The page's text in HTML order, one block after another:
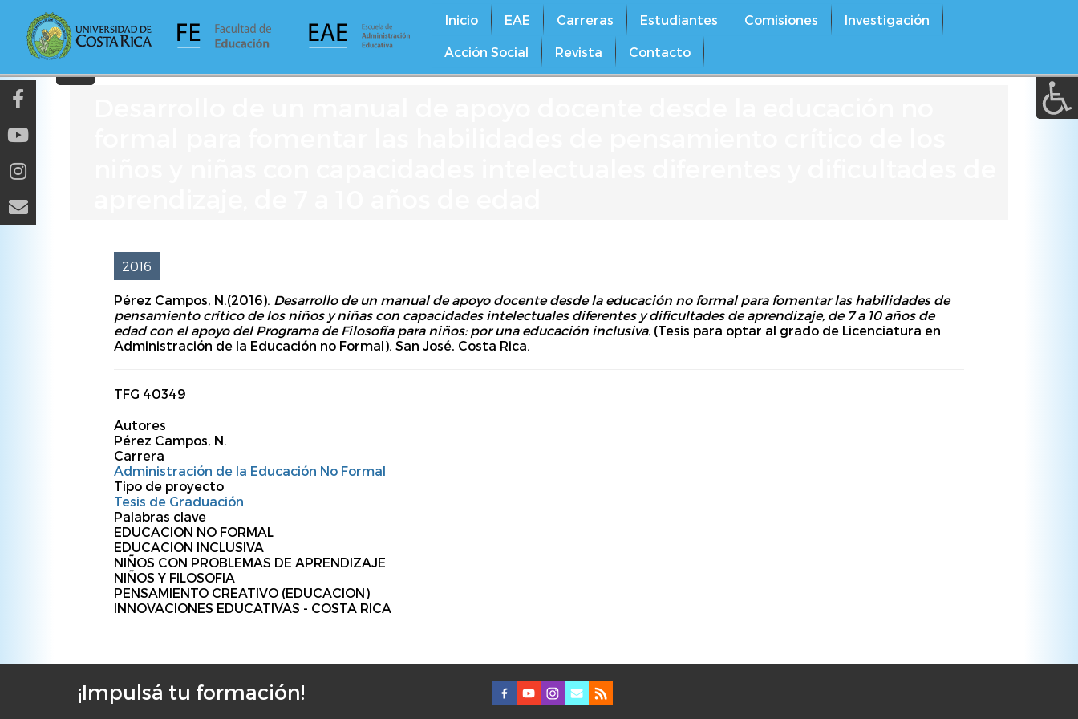
contenido
principal
Inicio EAE Carreras Estudiantes Comisiones Investigación
Acción Social Revista Contacto
A a (+/-) :
2016
Pérez Campos, N.(2016). Desarrollo de un manual de apoyo docente desde la educación no formal para fomentar las habilidades de
pensamiento crítico de los niños y niñas con capacidades intelectuales diferentes y dificultades de aprendizaje, de 7 a 10 años de
edad con el apoyo del Programa de Filosofía para niños: por una educación inclusiva. (Tesis para optar al grado de Licenciatura en
Administración de la Educación no Formal). San José, Costa Rica.
TFG 40349
Autores
Pérez Campos, N.
Carrera
Administración de la Educación No Formal
Tipo de proyecto
Tesis de Graduación
Palabras clave
EDUCACION NO FORMAL
EDUCACION INCLUSIVA
NIÑOS CON PROBLEMAS DE APRENDIZAJE
NIÑOS Y FILOSOFIA
PENSAMIENTO CREATIVO (EDUCACION)
INNOVACIONES EDUCATIVAS - COSTA RICA
F¡Impulsá tu formación!